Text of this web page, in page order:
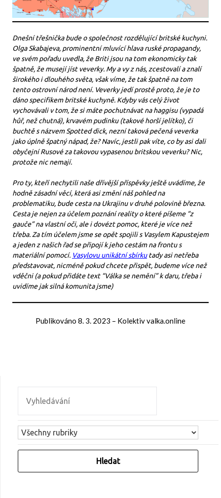
Dnešní třešnička bude o společnost rozdělující britské kuchyni.
Olga Skabajeva, prominentní mluvící hlava ruské propagandy,
ve svém pořadu uvedla, že Briti jsou na tom ekonomicky tak
špatně, že musejí jíst veverky. My a vy z nás, zcestovalí a znalí
širokého i dlouhého světa, však víme, že tak špatně na tom
tento ostrovní národ není. Veverky jedí prostě proto, že je to
dáno specifikem britské kuchyně. Kdyby vás celý život
vychovávali v tom, že si máte pochutnávat na haggisu (vypadá
hůř, než chutná), krvavém pudinku (takové horší jelítko), či
buchtě s názvem Spotted dick, nezní taková pečená veverka
jako úplně špatný nápad, že? Navíc, jestli pak víte, co by asi dali
obyčejní Rusové za takovou vypasenou britskou veverku? Nic,
protože nic nemají.
Pro ty, kteří nechytili naše dřívější příspěvky ještě uvádíme, že
hodně zásadní věcí, která asi změní náš pohled na
problematiku, bude cesta na Ukrajinu v druhé polovině března.
Cesta je nejen za účelem poznání reality o které píšeme “z
gauče” na vlastní oči, ale i dovézt pomoc, které je více než
třeba. Za tím účelem jsme se opět spojili s Vasylem Kapustejem
a jeden z našich řad se připojí k jeho cestám na frontu s
materiální pomocí. Vasylovu unikátní sbírkutady asi netřeba
představovat, nicméně pokud chcete přispět, budeme více než
vděčni (a pokud přidáte text “Válka se nemění” k daru, třeba i
uvidíme jak silná komunita jsme)
Publikováno 8. 3. 2023 – Kolektiv valka.online